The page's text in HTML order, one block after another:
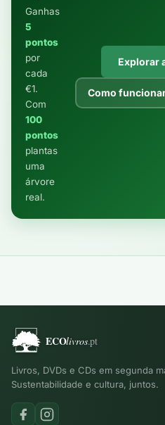
Ganhas
5
pontos
por
cada
€1.
Com
100
pontos
plantas
uma
árvore
real.
Explorar
Como
Livros, DVDs e CDs em segunda
Sustentabilidade e cultura, juntos.